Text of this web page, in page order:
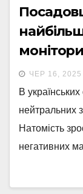
ЧЕР 16, 2025
В
нейтральних
Натомість
негативних